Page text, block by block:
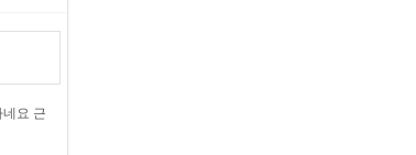
요 근